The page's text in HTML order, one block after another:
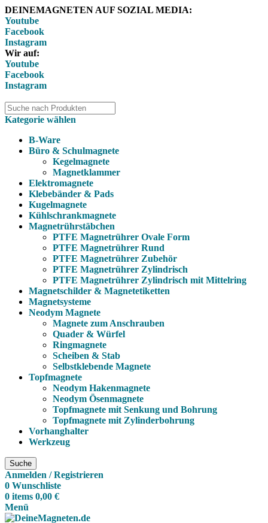
DEINEMAGNETEN AUF SOZIAL MEDIA:
Youtube
Facebook
Instagram
Wir auf:
Youtube
Facebook
Instagram
Kategorie wählen
B-Ware
Büro & Schulmagnete
Kegelmagnete
Magnetklammer
Elektromagnete
Klebebänder & Pads
Kugelmagnete
Kühlschrankmagnete
Magnetrührstäbchen
PTFE Magnetrührer Ovale Form
PTFE Magnetrührer Rund
PTFE Magnetrührer Zubehör
PTFE Magnetrührer Zylindrisch
PTFE Magnetrührer Zylindrisch mit Mittelring
Magnetschilder & Magnetetiketten
Magnetsysteme
Neodym Magnete
Magnete zum Anschrauben
Quader & Würfel
Ringmagnete
Scheiben & Stab
Selbstklebende Magnete
Topfmagnete
Neodym Hakenmagnete
Neodym Ösenmagnete
Topfmagnete mit Senkung und Bohrung
Topfmagnete mit Zylinderbohrung
Vorhanghalter
Werkzeug
Suche
Anmelden / Registrieren
0 Wunschliste
0 items 0,00 €
Menü